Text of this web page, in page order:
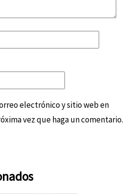
electrónico y sitio web en
vez que haga un comentario.